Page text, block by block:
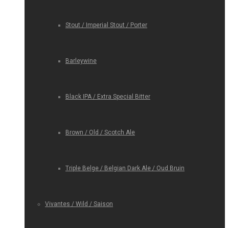
Stout / Imperial Stout / Porter
Barleywine
Black IPA / Extra Special Bitter
Brown / Old / Scotch Ale
Triple Belge / Belgian Dark Ale / Oud Bruin
Vivantes / Wild / Saison